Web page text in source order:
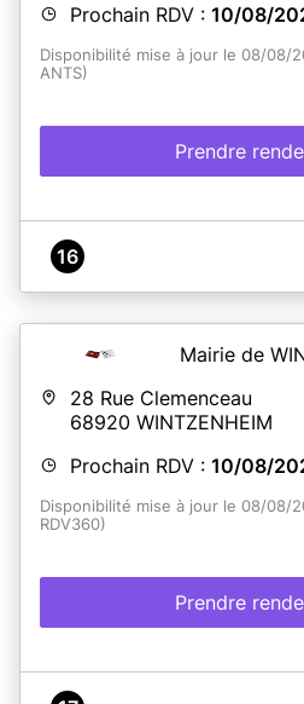
Prochain RDV : 10/08/
Disponibilité mise à jour le 08/08/
ANTS)
Prendre
16
Mairie de
28 Rue Clemenceau
68920 WINTZENHEIM
Prochain RDV : 10/08/
Disponibilité mise à jour le 08/08/
RDV360)
Prendre